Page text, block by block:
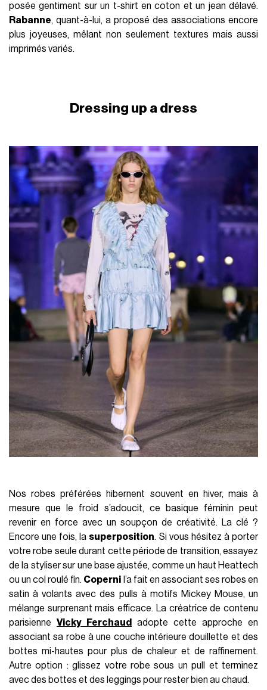
posée gentiment sur un t-shirt en coton et un jean délavé.
Rabanne, quant-à-lui, a proposé des associations encore
plus joyeuses, mêlant non seulement textures mais aussi
imprimés variés.
Dressing up a dress
Nos robes préférées hibernent souvent en hiver, mais à
mesure que le froid s’adoucit, ce basique féminin peut
revenir en force avec un soupçon de créativité. La clé ?
Encore une fois, la superposition. Si vous hésitez à porter
votre robe seule durant cette période de transition, essayez
de la styliser sur une base ajustée, comme un haut Heattech
ou un col roulé fin. Coperni l’a fait en associant ses robes en
satin à volants avec des pulls à motifs Mickey Mouse, un
mélange surprenant mais efficace. La créatrice de contenu
parisienneVicky Ferchaud
adopte cette approche en
associant sa robe à une couche intérieure douillette et des
bottes mi-hautes pour plus de chaleur et de raffinement.
Autre option : glissez votre robe sous un pull et terminez
avec des bottes et des leggings pour rester bien au chaud.